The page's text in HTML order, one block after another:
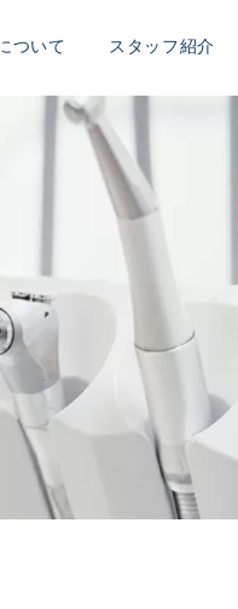
ついて スタッフ紹介